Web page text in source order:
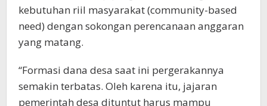
kebutuhan riil masyarakat (community-based
need) dengan sokongan perencanaan anggaran
yang matang.
“Formasi dana desa saat ini pergerakannya
semakin terbatas. Oleh karena itu, jajaran
pemerintah desa dituntut harus mampu